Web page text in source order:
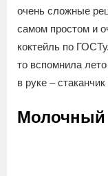
очень сложные
самом простом и
коктейль по
то вспомнила
в руке –
Молочный